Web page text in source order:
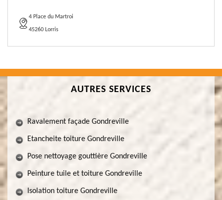
4 Place du Martroi
45260 Lorris
AUTRES SERVICES
Ravalement façade Gondreville
Etancheite toiture Gondreville
Pose nettoyage gouttière Gondreville
Peinture tuile et toiture Gondreville
Isolation toiture Gondreville